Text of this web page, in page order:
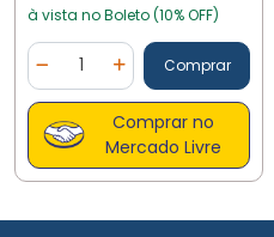
à vista no Boleto (10% OFF)
Diminuir Quantidade
Quantidade
Adicionar Quantidade
Comprar
Comprar no
Mercado Livre